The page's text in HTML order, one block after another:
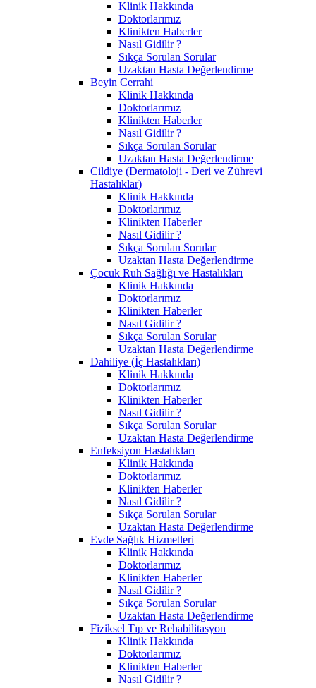
Klinik Hakkında
Doktorlarımız
Klinikten Haberler
Nasıl Gidilir ?
Sıkça Sorulan Sorular
Uzaktan Hasta Değerlendirme
Beyin Cerrahi
Klinik Hakkında
Doktorlarımız
Klinikten Haberler
Nasıl Gidilir ?
Sıkça Sorulan Sorular
Uzaktan Hasta Değerlendirme
Cildiye (Dermatoloji - Deri ve Zührevi
Hastalıklar)
Klinik Hakkında
Doktorlarımız
Klinikten Haberler
Nasıl Gidilir ?
Sıkça Sorulan Sorular
Uzaktan Hasta Değerlendirme
Çocuk Ruh Sağlığı ve Hastalıkları
Klinik Hakkında
Doktorlarımız
Klinikten Haberler
Nasıl Gidilir ?
Sıkça Sorulan Sorular
Uzaktan Hasta Değerlendirme
Dahiliye (İç Hastalıkları)
Klinik Hakkında
Doktorlarımız
Klinikten Haberler
Nasıl Gidilir ?
Sıkça Sorulan Sorular
Uzaktan Hasta Değerlendirme
Enfeksiyon Hastalıkları
Klinik Hakkında
Doktorlarımız
Klinikten Haberler
Nasıl Gidilir ?
Sıkça Sorulan Sorular
Uzaktan Hasta Değerlendirme
Evde Sağlık Hizmetleri
Klinik Hakkında
Doktorlarımız
Klinikten Haberler
Nasıl Gidilir ?
Sıkça Sorulan Sorular
Uzaktan Hasta Değerlendirme
Fiziksel Tıp ve Rehabilitasyon
Klinik Hakkında
Doktorlarımız
Klinikten Haberler
Nasıl Gidilir ?